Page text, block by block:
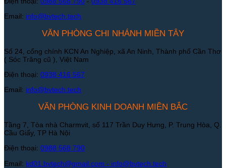
Email: info@bvtech.tech
VĂN PHÒNG CHI NHÁNH MIỀN TÂY
Số 24, cổng chính KCN An Nghiệp, xã An Ninh, Thành phố Cần Thơ
( Sóc Trăng cũ ), Việt Nam
Điện thoại: 0938 416 567
Email: info@bvtech.tech
VĂN PHÒNG KINH DOANH MIỀN BẮC
Tầng 7, Tòa nhà Charmvit, số 117 Trần Duy Hưng, P. Trung Hòa, Q.
Cầu Giấy, TP Hà Nội
Điện thoại: 0988 568 790
Email: kd01.bvtech@gmail.com - info@bvtech.tech